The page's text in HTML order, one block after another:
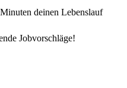
deinen Lebenslauf
Jobvorschläge!